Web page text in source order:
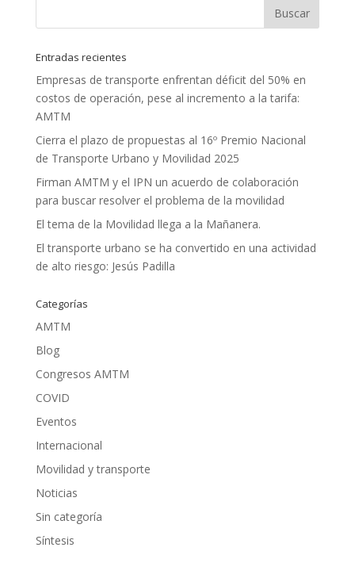
Entradas recientes
Empresas de transporte enfrentan déficit del 50% en
costos de operación, pese al incremento a la tarifa:
AMTM
Cierra el plazo de propuestas al 16º Premio Nacional
de Transporte Urbano y Movilidad 2025
Firman AMTM y el IPN un acuerdo de colaboración
para buscar resolver el problema de la movilidad
El tema de la Movilidad llega a la Mañanera.
El transporte urbano se ha convertido en una actividad
de alto riesgo: Jesús Padilla
Categorías
AMTM
Blog
Congresos AMTM
COVID
Eventos
Internacional
Movilidad y transporte
Noticias
Sin categoría
Síntesis